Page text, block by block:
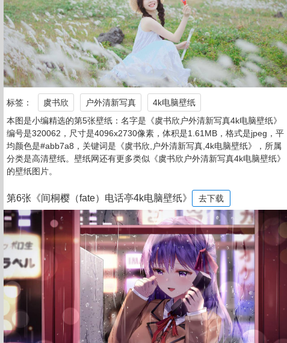
标签： 虞书欣 户外清新写真
4k电脑壁纸
本图是小编精选的第5张壁纸：名字是《虞书欣户外清新写真4k电脑壁纸》
编号是320062，尺寸是4096x2730像素，体积是1.61MB，格式是jpeg，平
均颜色是#abb7a8，关键词是《虞书欣,户外清新写真,4k电脑壁纸》，所属
分类是高清壁纸。壁纸网还有更多类似《虞书欣户外清新写真4k电脑壁纸》
的壁纸图片。
第6张《间桐樱（fate）电话亭4k电脑壁纸》 去下载